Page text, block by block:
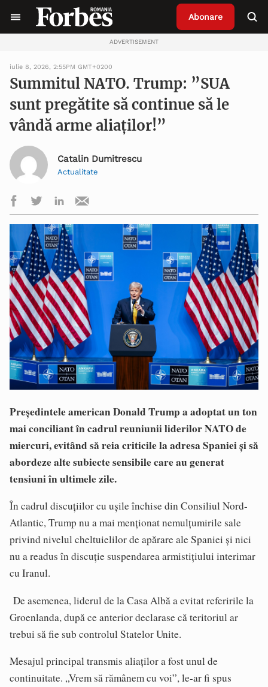
Abonare
ADVERTISEMENT
iulie 8, 2026, 2:55PM GMT+0200
Summitul NATO. Trump: ”SUA
sunt pregătite să continue să le
vândă arme aliaților!”
Catalin Dumitrescu
Actualitate
Președintele american Donald Trump a adoptat un ton
mai conciliant în cadrul reuniunii liderilor NATO de
miercuri, evitând să reia criticile la adresa Spaniei și să
abordeze alte subiecte sensibile care au generat
tensiuni în ultimele zile.
În cadrul discuțiilor cu ușile închise din Consiliul Nord-
Atlantic, Trump nu a mai menționat nemulțumirile sale
privind nivelul cheltuielilor de apărare ale Spaniei și nici
nu a readus în discuție suspendarea armistițiului interimar
cu Iranul.
De asemenea, liderul de la Casa Albă a evitat referirile la
Groenlanda, după ce anterior declarase că teritoriul ar
trebui să fie sub controlul Statelor Unite.
Mesajul principal transmis aliaților a fost unul de
continuitate. „Vrem să rămânem cu voi”, le-ar fi spus